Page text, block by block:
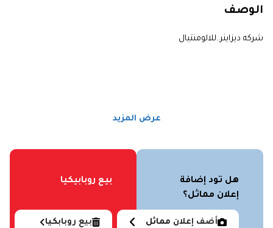
الوصف
شركه ديزاينر..للالومنتيال
عرض المزيد
هل تود إضافة
إعلان مماثل؟
أضف إعلان مماثل
بيع روبابيكيا
بيع روبابكيا